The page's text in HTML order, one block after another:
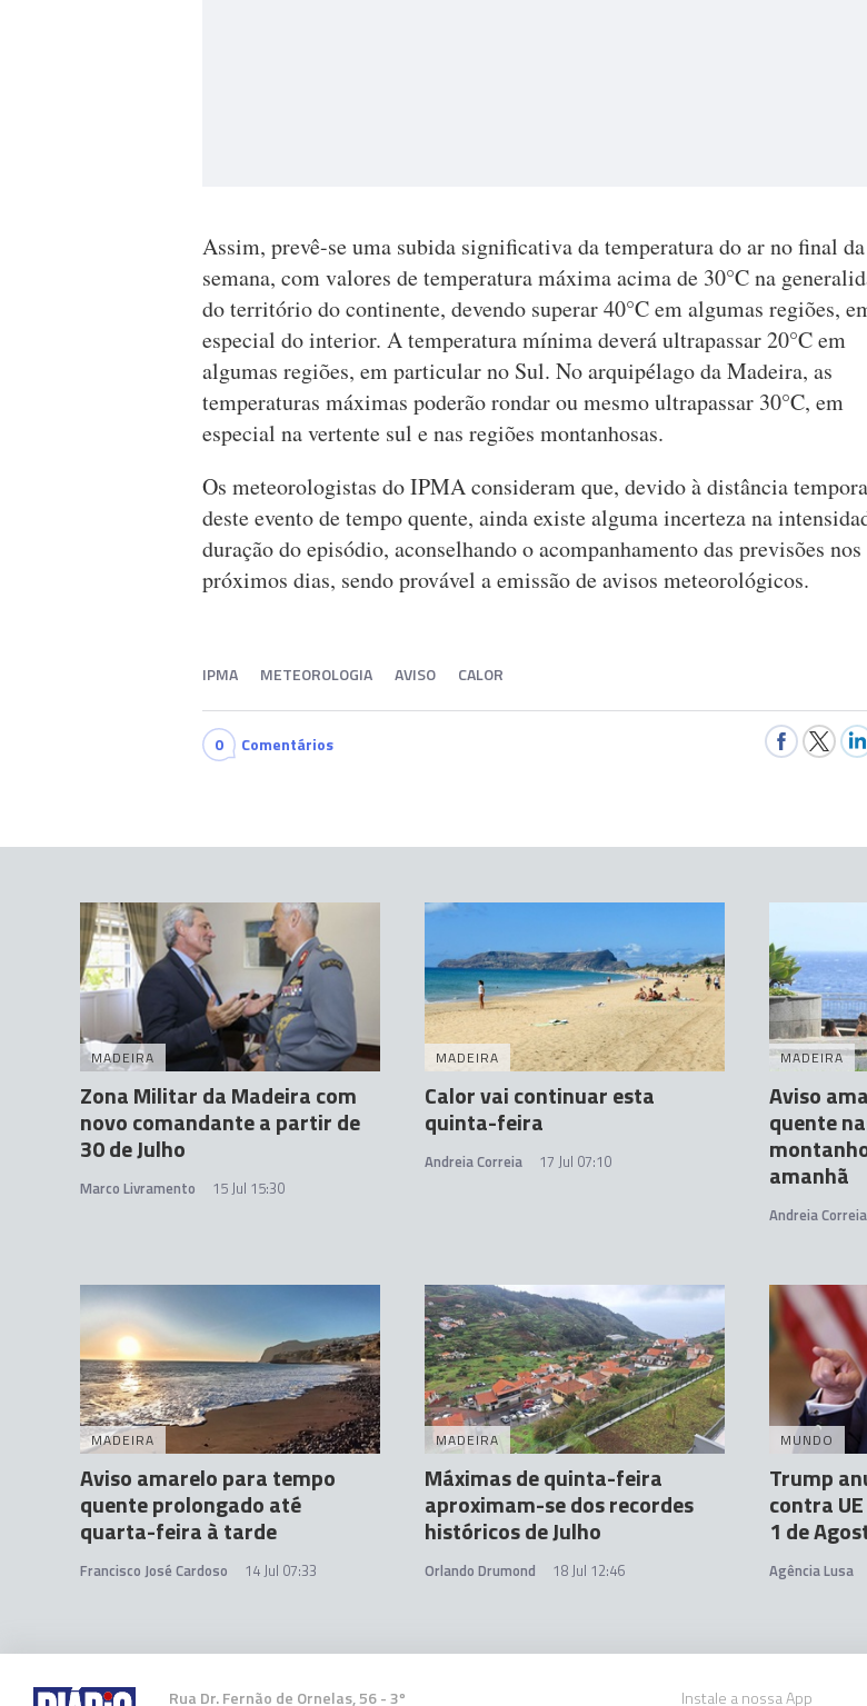
Assim, prevê-se uma subida significativa da temperatura do ar no final da
semana, com valores de temperatura máxima acima de 30°C na
do território do continente, devendo superar 40°C em algumas regiões,
especial do interior. A temperatura mínima deverá ultrapassar 20°C em
algumas regiões, em particular no Sul. No arquipélago da Madeira, as
temperaturas máximas poderão rondar ou mesmo ultrapassar 30°C, em
especial na vertente sul e nas regiões montanhosas.
Os meteorologistas do IPMA consideram que, devido à distância
deste evento de tempo quente, ainda existe alguma incerteza na
duração do episódio, aconselhando o acompanhamento das previsões nos
próximos dias, sendo provável a emissão de avisos meteorológicos.
IPMA METEOROLOGIA AVISO CALOR
0 Comentários
MADEIRA
Zona Militar da Madeira com
novo comandante a partir de
30 de Julho
Marco Livramento 15 Jul 15:30
MADEIRA
Calor vai continuar esta
quinta-feira
Andreia Correia 17 Jul 07:10
MADEIRA
Aviso
quente
amanhã
Andreia Correia
MADEIRA
Aviso amarelo para tempo
quente prolongado até
quarta-feira à tarde
Francisco José Cardoso 14 Jul 07:33
MADEIRA
Máximas de quinta-feira
aproximam-se dos recordes
históricos de Julho
Orlando Drumond 18 Jul 12:46
MUNDO
Trump
contra
1 de
Agência Lusa
Rua Dr. Fernão de Ornelas, 56 - 3º Instale a nossa App